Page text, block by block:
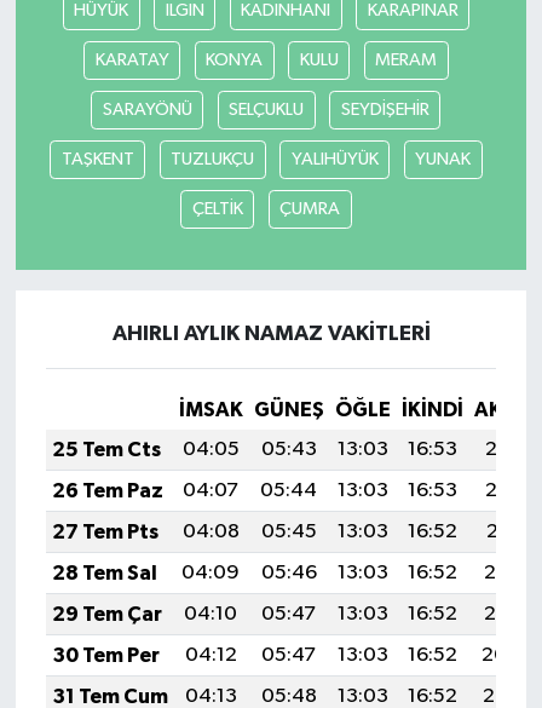
HÜYÜK ILGIN KADINHANI KARAPINAR
KARATAY KONYA KULU MERAM
SARAYÖNÜ SELÇUKLU SEYDİŞEHİR
TAŞKENT TUZLUKÇU YALIHÜYÜK YUNAK
ÇELTİK ÇUMRA
AHIRLI AYLIK NAMAZ VAKITLERI
İMSAK GÜNEŞ ÖĞLE İKINDI
25 Tem Cts
04:05 05:43 13:03 16:53
20:13
26 Tem Paz
04:07 05:44 13:03 16:53
20:12
27 Tem Pts
04:08 05:45 13:03 16:52
20:11
28 Tem Sal
04:09 05:46 13:03 16:52
20:10
29 Tem Çar
04:10 05:47 13:03 16:52
20:10
30 Tem Per
04:12 05:47 13:03 16:52
20:09
31 Tem Cum
04:13 05:48 13:03 16:52
20:08